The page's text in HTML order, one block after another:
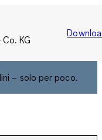
KG
– solo per poco.